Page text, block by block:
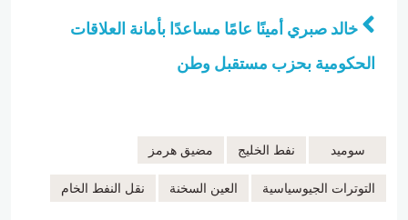
خالد صبري أمينًا عامًا مساعدًا بأمانة العلاقات
الحكومية بحزب مستقبل وطن
سوميد نفط الخليج مضيق هرمز
التوترات الجيوسياسية العين السخنة نقل النفط الخام